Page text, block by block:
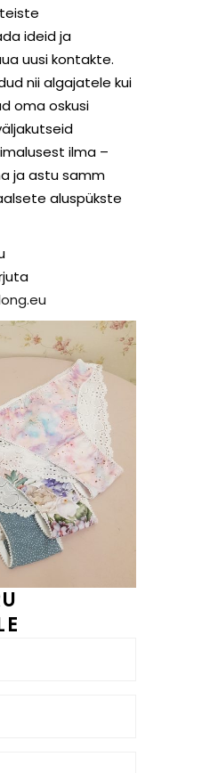
ideid ja
uusi kontakte.
nii algajatele kui
oma oskusi
ilma –
ja astu samm
aluspükste